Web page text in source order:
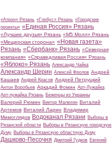
«Атрон» Рязань «Глобус» Рязань «Городские
проекты» «Единая Россия» Рязань
«Лучшие друзья» Рязань «М5 Молл» Рязань
«Мещерская сторона» «Новая газета»
Рязань «Сбербанк» Рязань «Северная
компания» «Справедливая Россия» Рязань
«Яблоко» Рязань Александр Чайка
Александр Шерин Алексей Фролов Андрей
Кашаев Андрей Красов Андрей Петруцкий
Антон Воробьев Аркадий Фомин Арт-Лужайка
Арт-лужайка Рязань Беженцы из Украины
Валерий Рюмин Виктор Малюгин Виталий
Артемов Виталий Ларин Владимир
Мимоглядов Водоканал Рязани Выборы в
Рязанской области Выборы в Рязанскую городскую
Думу Выборы в Рязанскую областную Думу
Дашково-Песочня Дмитрий Гудков Евгений